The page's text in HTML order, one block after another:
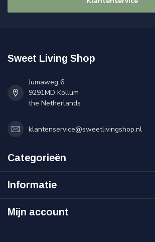
Sweet Living Shop
Jumaweg 6
9291MD Kollum
the Netherlands
klantenservice@sweetlivingshop.nl
Categorieën
Informatie
Mijn account